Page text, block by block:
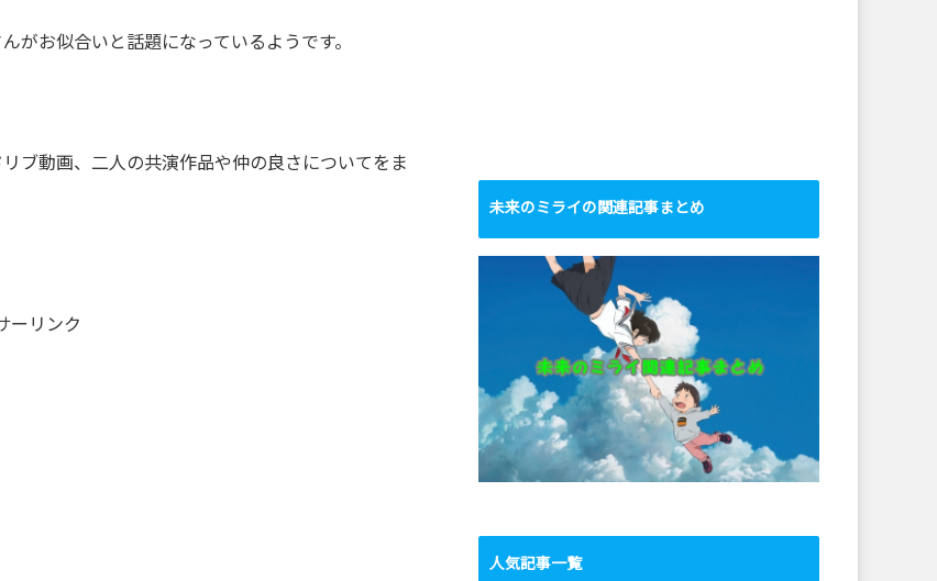
がお似合いと話題になっているようです。
ブ動画、二人の共演作品や仲の良さについてをま
ーリンク
未来のミライの関連記事まとめ
人気記事一覧